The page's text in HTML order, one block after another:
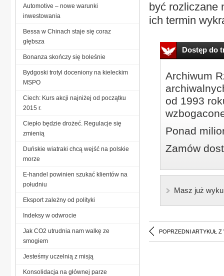
być rozliczane
ich termin
Dostęp do
Archiwum
od 1993
Ponad
Zamów
Masz już
POPRZEDNI ARTYKUŁ Z
Automotive – nowe warunki
inwestowania
Bessa w Chinach staje się coraz
głębsza
Bonanza skończy się boleśnie
Bydgoski trotyl doceniony na kieleckim
MSPO
Ciech: Kurs akcji najniżej od początku
2015 r.
Ciepło będzie drożeć. Regulacje się
zmienią
Duńskie wiatraki chcą wejść na polskie
morze
E-handel powinien szukać klientów na
południu
Eksport zależny od polityki
Indeksy w odwrocie
Jak CO2 utrudnia nam walkę ze
smogiem
Jesteśmy uczelnią z misją
Konsolidacja na głównej parze